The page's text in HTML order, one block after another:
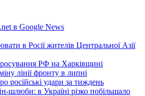
в Google News
в Росії жителів Центральної Азії
РФ на Харківщині
лінії фронту в липні
російські удари за тиждень
шлюби: в Україні різко побільшало